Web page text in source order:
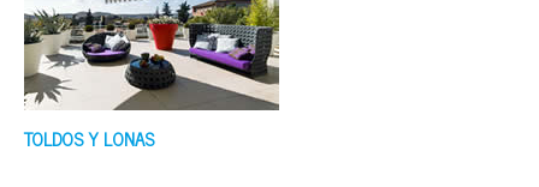
TOLDOS Y LONAS